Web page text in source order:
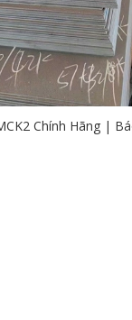
Chính Hãng |